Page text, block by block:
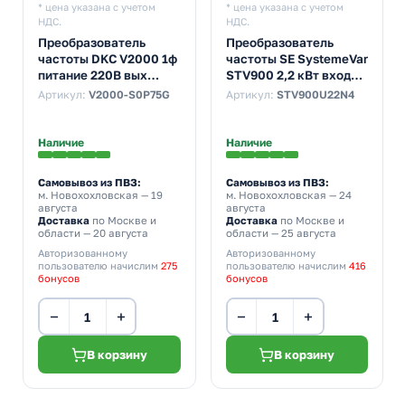
* цена указана с учетом
НДС.
Преобразователь
частоты DKC V2000 1ф
питание 220В вых
мощность 0,75 кВт
Артикул: V2000-S0P75G
Наличие
Самовывоз из ПВЗ:
м. Новохохловская — 19
августа
Доставка по Москве и
области — 20 августа
Авторизованному
пользователю начислим 275
бонусов
− +
В корзину
* цена указана с учетом
НДС.
Преобразователь
частоты SE SystemeVar
STV900 2,2 кВт вход
5,8А выход 5А 400В
Артикул: STV900U22N4
Наличие
Самовывоз из ПВЗ:
м. Новохохловская — 24
августа
Доставкапо Москве и
области — 25 августа
Авторизованному
пользователю начислим 416
бонусов
− +
В корзину